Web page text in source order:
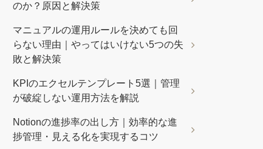
のか？原因と解決策
マニュアルの運用ルールを決めても回
らない理由｜やってはいけない5つの失
敗と解決策
KPIのエクセルテンプレート5選｜管理
が破綻しない運用方法を解説
Notionの進捗率の出し方｜効率的な進
捗管理・見える化を実現するコツ